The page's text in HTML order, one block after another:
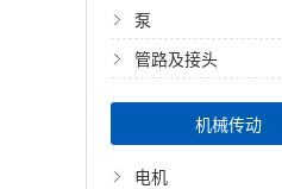
泵
管路及接头
机械传动
电机